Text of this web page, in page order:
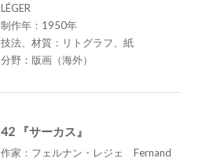
LÉGER
制作年：1950年
技法、材質：リトグラフ、紙
分野：版画（海外）
42 『サーカス』
作家：フェルナン・レジェ Fernand